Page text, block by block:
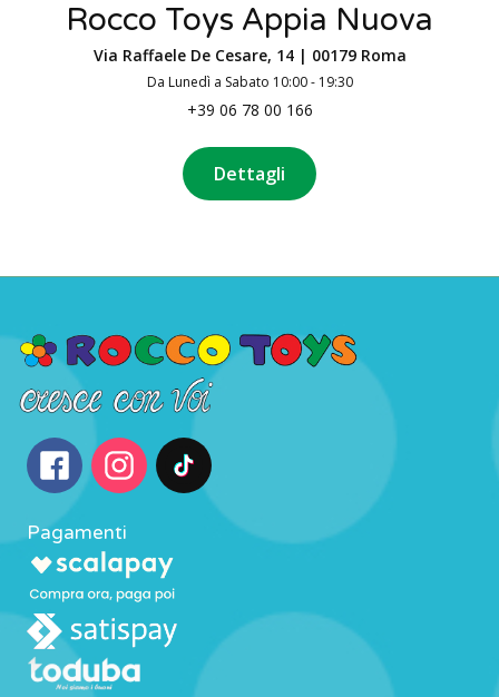
Rocco Toys Appia Nuova
Via Raffaele De Cesare, 14 | 00179 Roma
Da Lunedì a Sabato 10:00 - 19:30
+39 06 78 00 166
Dettagli
Pagamenti